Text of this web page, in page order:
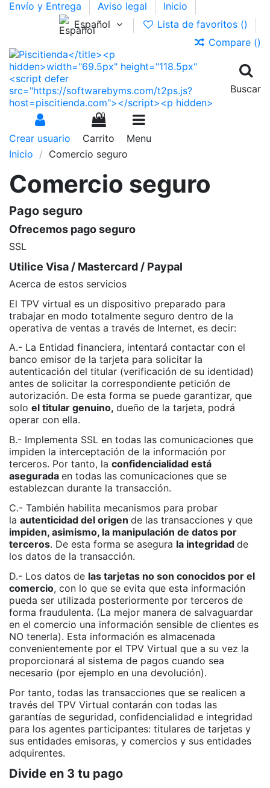
Envío y Entrega Aviso legal
Inicio
Español
Lista de favoritos ()
Compare ()
Buscar
Crear usuario
0
Carrito
Menu
Inicio
Comercio seguro
Comercio seguro
Pago seguro
Ofrecemos pago seguro
SSL
Utilice Visa / Mastercard / Paypal
Acerca de estos servicios
El TPV virtual es un dispositivo preparado para
trabajar en modo totalmente seguro dentro de la
operativa de ventas a través de Internet, es decir:
A.- La Entidad financiera, intentará contactar con el
banco emisor de la tarjeta para solicitar la
autenticación del titular (verificación de su identidad)
antes de solicitar la correspondiente petición de
autorización. De esta forma se puede garantizar, que
solo el titular genuino, dueño de la tarjeta, podrá
operar con ella.
B.- Implementa SSL en todas las comunicaciones que
impiden la interceptación de la información por
terceros. Por tanto, la confidencialidad está
asegurada en todas las comunicaciones que se
establezcan durante la transacción.
C.- También habilita mecanismos para probar
la autenticidad del origen de las transacciones y que
impiden, asimismo, la manipulación de datos por
terceros. De esta forma se asegura la integridad de
los datos de la transacción.
D.- Los datos de las tarjetas no son conocidos por el
comercio, con lo que se evita que esta información
pueda ser utilizada posteriormente por terceros de
forma fraudulenta. (La mejor manera de salvaguardar
en el comercio una información sensible de clientes es
NO tenerla). Esta información es almacenada
convenientemente por el TPV Virtual que a su vez la
proporcionará al sistema de pagos cuando sea
necesario (por ejemplo en una devolución).
Por tanto, todas las transacciones que se realicen a
través del TPV Virtual contarán con todas las
garantías de seguridad, confidencialidad e integridad
para los agentes participantes: titulares de tarjetas y
sus entidades emisoras, y comercios y sus entidades
adquirentes.
Divide en 3 tu pago